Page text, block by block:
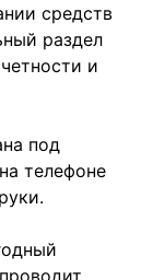
средств
раздел
и
под
телефоне